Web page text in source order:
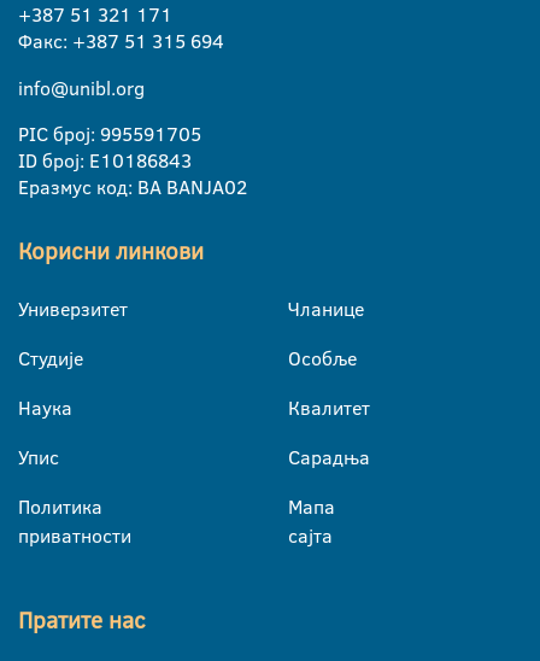
+387 51 321 171
Факс: +387 51 315 694
info@unibl.org
PIC број: 995591705
ID број: E10186843
Еразмус код: BA BANJA02
Корисни линкови
Универзитет
Студије
Наука
Упис
Политика
приватности
Чланице
Особље
Квалитет
Сарадња
Мапа
сајта
Пратите нас